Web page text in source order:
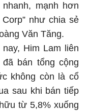
mạnh hơn
như chia sẻ
Văn Tăng.
Him Lam liên
bán tổng cộng
không còn là cổ
sau khi bán tiếp
từ 5,8% xuống